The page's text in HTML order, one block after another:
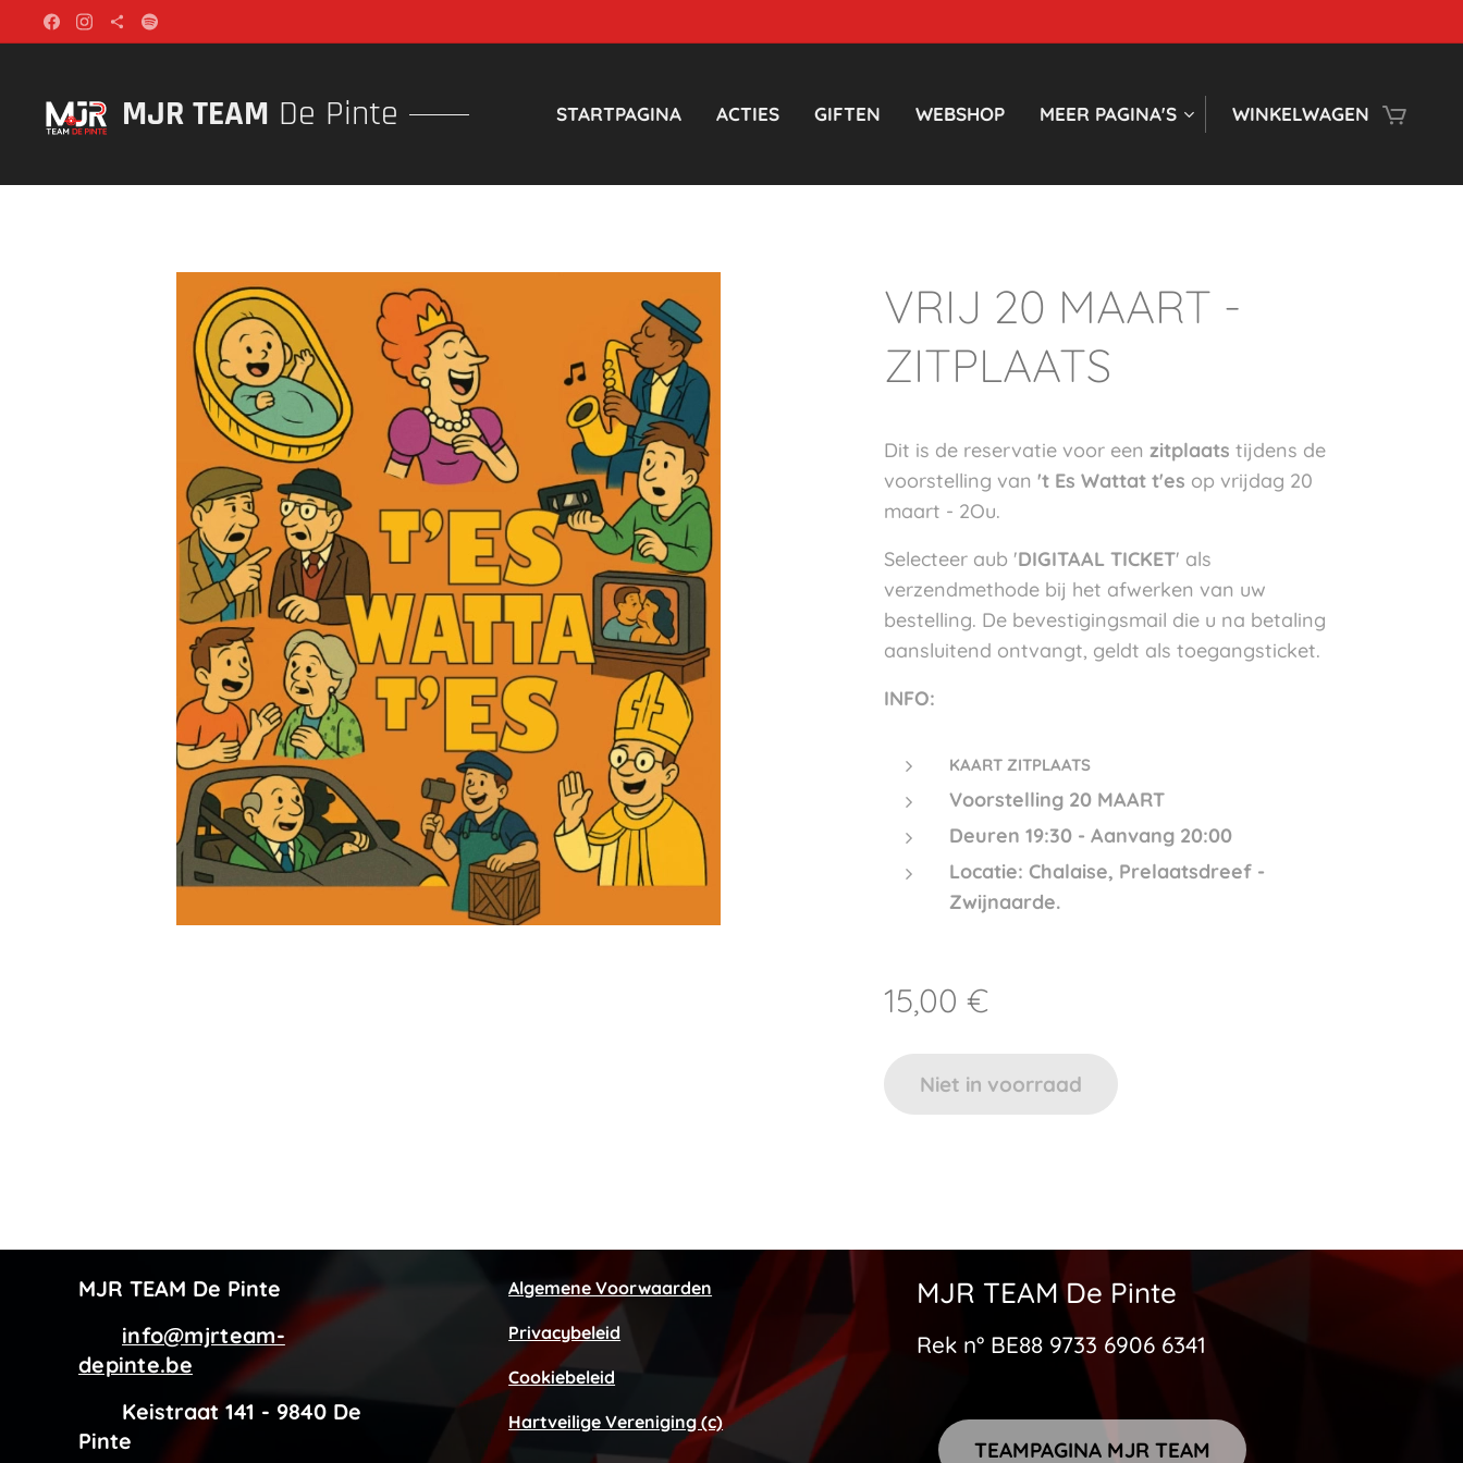
MJR TEAM De Pinte STARTPAGINA ACTIES GIFTEN WEBSHOP MEER PAGINA'S WINKELWAGEN
VRIJ 20 MAART -
ZITPLAATS
Dit is de reservatie voor een zitplaats tijdens de
voorstelling van 't Es Wattat t'es op vrijdag 20
maart - 2Ou.
Selecteer aub 'DIGITAAL TICKET' als
verzendmethode bij het afwerken van uw
bestelling. De bevestigingsmail die u na betaling
aansluitend ontvangt, geldt als toegangsticket.
INFO:
KAART ZITPLAATS
Voorstelling 20 MAART
Deuren 19:30 - Aanvang 20:00
Locatie: Chalaise, Prelaatsdreef -
Zwijnaarde.
15,00 €
Niet in voorraad
MJR TEAM De Pinte
info@mjrteam-
depinte.be
Keistraat 141 - 9840 De
Pinte
Algemene Voorwaarden
Privacybeleid
Cookiebeleid
Hartveilige Vereniging (c)
MJR TEAM De Pinte
Rek n° BE88 9733 6906 6341
TEAMPAGINA MJR TEAM